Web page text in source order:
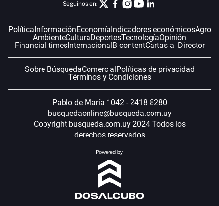
Seguinos en:
Política InformaciónEconomía Indicadores económicosAgro
AmbienteCulturaDeportesTecnologíaOpinión
Financial timesInternacional B-contentCartas al Director
Sobre BúsquedaComercial Políticas de privacidad
Términos y Condiciones
Pablo de María 1042 - 2418 8280
busquedaonline@busqueda.com.uy
Copyright busqueda.com.uy 2024 Todos los
derechos reservados